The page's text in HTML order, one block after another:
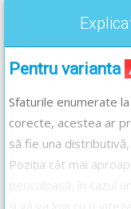
Pentru varianta
Sfaturile enumerate
corecte, acestea ar
să fie una
Poziția cât mai